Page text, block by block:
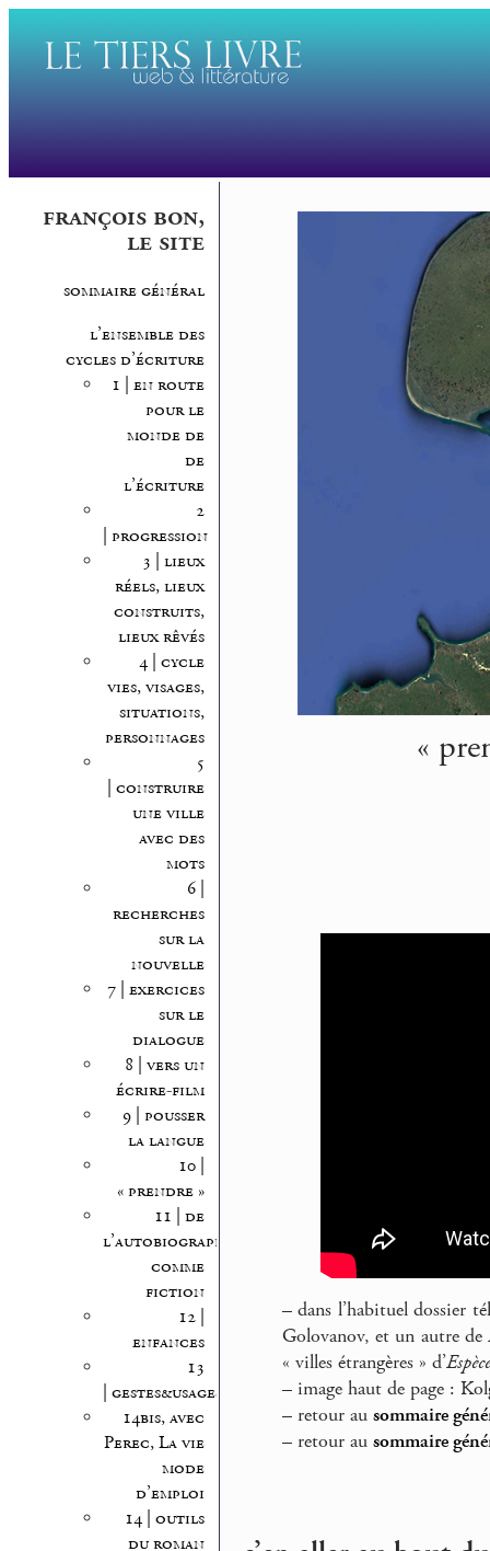
françois bon,
le site
sommaire général
l’ensemble des
cycles d’écriture
1 | en route
pour le
monde de
de
l’écriture
2
| progression
3 | lieux
réels, lieux
construits,
lieux rêvés
4 | cycle
vies, visages,
situations,
personnages
5
| construire
une ville
avec des
mots
6 |
recherches
sur la
nouvelle
7 | exercices
sur le
dialogue
8 | vers un
écrire-film
9 | pousser
la langue
10 |
« prendre »
11 | de
l’autobiographie
comme
fiction
12 |
enfances
13
| gestes&usages
14bis, avec
Perec, La vie
mode
d’emploi
14 | outils
du roman
«
– dans l’habituel dossier
Golovanov, et un autre de
« villes étrangères » d’
– image haut de page :
– retour au sommaire
– retour au sommaire